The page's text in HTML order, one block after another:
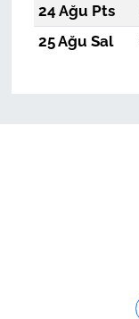
24 Ağu Pts
25 Ağu Sal